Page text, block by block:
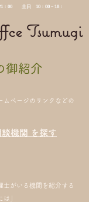
：00 土日 10：00－18：
Tsumugi
御紹介
ムページのリンクなどの
機関 を探す
士がいる機関を紹介する
」